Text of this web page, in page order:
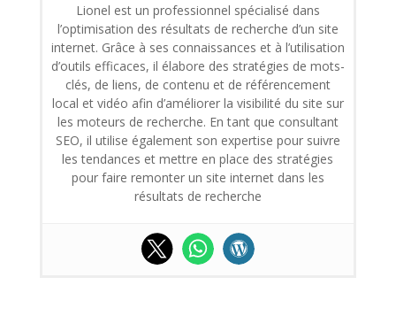
Lionel est un professionnel spécialisé dans
l’optimisation des résultats de recherche d’un site
internet. Grâce à ses connaissances et à l’utilisation
d’outils efficaces, il élabore des stratégies de mots-
clés, de liens, de contenu et de référencement
local et vidéo afin d’améliorer la visibilité du site sur
les moteurs de recherche. En tant que consultant
SEO, il utilise également son expertise pour suivre
les tendances et mettre en place des stratégies
pour faire remonter un site internet dans les
résultats de recherche